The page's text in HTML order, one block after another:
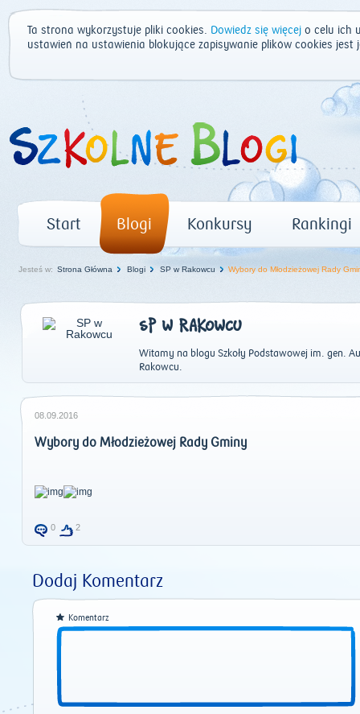
Ta strona wykorzystuje pliki cookies. Dowiedz się więcej o celu ich
ustawień na ustawienia blokujące zapisywanie plików cookies
Start Blogi Konkursy Rankingi
Jesteś w: Strona Główna Blogi SP w Rakowcu Wybory do Młodzieżowej Rady
SP W RAKOWCU
Witamy na blogu Szkoły Podstawowej im. gen.
Rakowcu.
08.09.2016
Wybory do Młodzieżowej Rady Gminy
0 2
Dodaj Komentarz
Komentarz